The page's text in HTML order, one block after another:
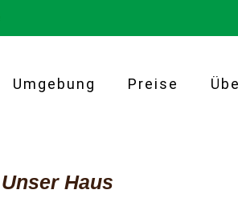
Umgebung Preise
Unser Haus